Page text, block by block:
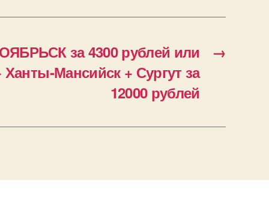
→
за 4300 рублей или
Ханты-Мансийск + Сургут за
12000 рублей